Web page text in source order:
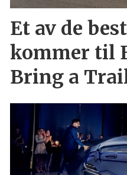
Et av de
kommer til
Bring a